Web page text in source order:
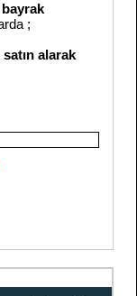
bayrak
;
alarak